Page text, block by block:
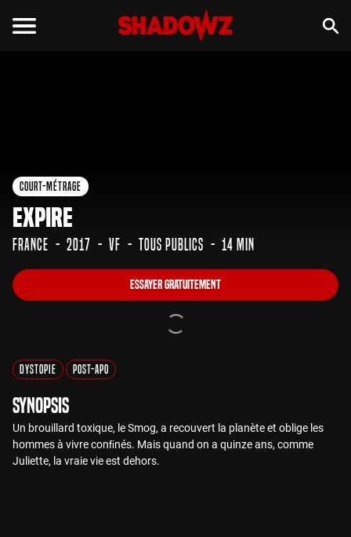
Court-Métrage
Expire
France 2017 VF Tous Publics 14 min
Essayer gratuitement
Dystopie Post-apo
Synopsis
Un brouillard toxique, le Smog, a recouvert la planète et oblige les
hommes à vivre conﬁnés. Mais quand on a quinze ans, comme
Juliette, la vraie vie est dehors.